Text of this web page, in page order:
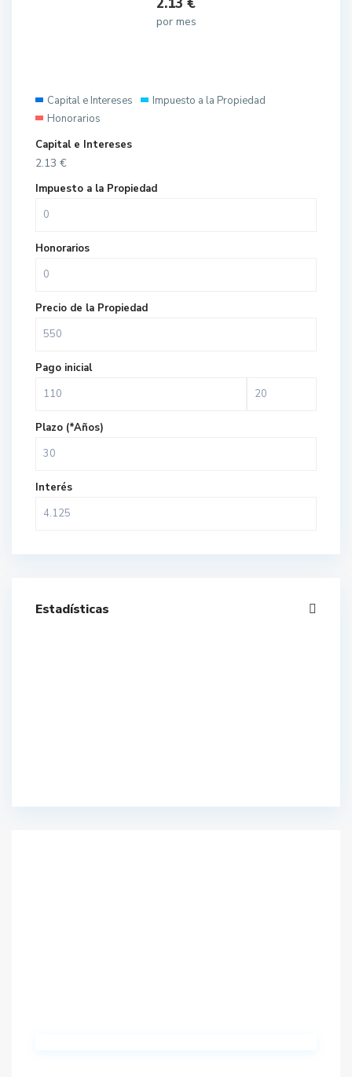
por mes
Capital e Intereses
Impuesto a la Propiedad
Honorarios
Capital e Intereses
2.13 €
Impuesto a la Propiedad
Honorarios
Precio de la Propiedad
Pago inicial
Plazo (*Años)
Interés
Estadísticas